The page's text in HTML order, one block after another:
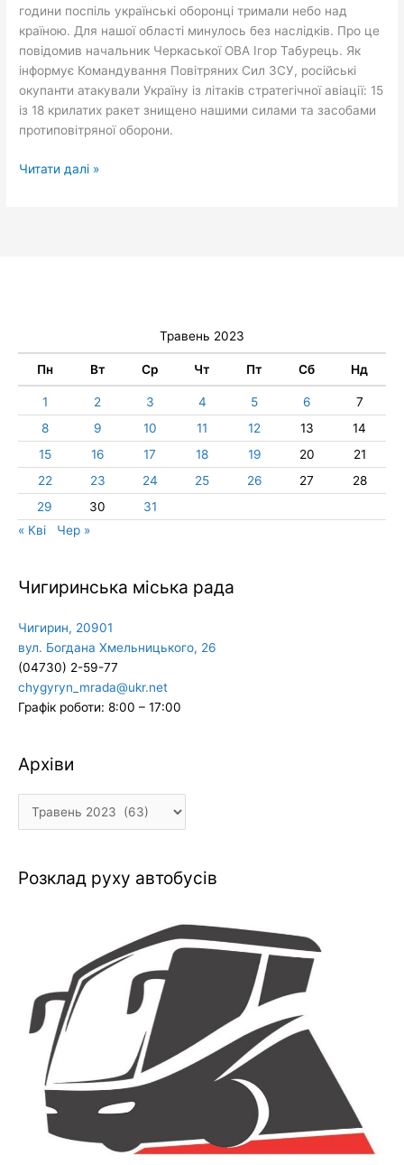
години поспіль українські оборонці тримали небо над
країною. Для нашої області минулось без наслідків. Про це
повідомив начальник Черкаської ОВА Ігор Табурець. Як
інформує Командування Повітряних Сил ЗСУ, російські
окупанти атакували Україну із літаків стратегічної авіації: 15
із 18 крилатих ракет знищено нашими силами та засобами
протиповітряної оборони.
Читати далі »
Травень 2023
Пн Вт Ср Чт Пт Сб Нд
1 2 3 4 5 6
7
8
9 10 11 12 13
14
15
16 17 18 19 20
21
22
23 24 25 26 27
28
29
30
31
« Кві
Чер »
Чигиринська міська рада
Чигирин, 20901
вул. Богдана Хмельницького, 26
(04730) 2-59-77
chygyryn_mrada@ukr.net
Графік роботи: 8:00 – 17:00
Архіви
Архіви
Розклад руху автобусів